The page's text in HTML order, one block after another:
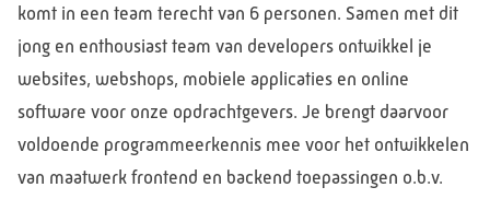
komt in een team terecht van 6 personen. Samen met dit
jong en enthousiast team van developers ontwikkel je
websites, webshops, mobiele applicaties en online
software voor onze opdrachtgevers. Je brengt daarvoor
voldoende programmeerkennis mee voor het ontwikkelen
van maatwerk frontend en backend toepassingen o.b.v.